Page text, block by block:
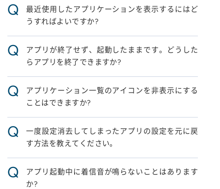
Q
最近使用したアプリケーションを表示するにはど
うすればよいですか?
Q
アプリが終了せず、起動したままです。どうした
らアプリを終了できますか?
Q
アプリケーション一覧のアイコンを非表示にする
ことはできますか?
Q
一度設定消去してしまったアプリの設定を元に戻
す方法を教えてください。
Q
アプリ起動中に着信音が鳴らないことはあります
か?